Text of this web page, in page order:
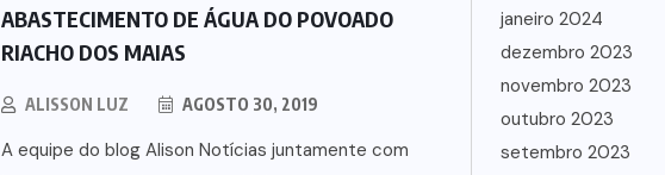
ABASTECIMENTO DE ÁGUA DO POVOADO
RIACHO DOS MAIAS
ALISSON LUZ AGOSTO 30, 2019
A equipe do blog Alison Notícias juntamente com
janeiro 2024
dezembro 2023
novembro 2023
outubro 2023
setembro 2023